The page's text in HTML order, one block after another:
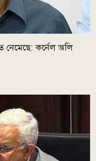
নেমেছে: কর্নেল অলি